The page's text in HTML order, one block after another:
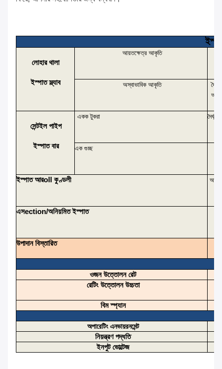
লোহার থালা
ইস্পাত স্ল্যাব
আয়তক্ষেত্র আকৃতি
অস্বাভাবিক আকৃতি
দৈর্ঘ্য
সেন্টইল পাইপ
ইস্পাত বার
একক টুকরা দৈর্ঘ্য
এক গুচ্ছ
ইস্পাতআরOll কুণ্ডলী
এসEctioN/অনিয়মিত ইস্পাত
উপাদান বিস্তারিত
ওজন উত্তোলন রেট
রেটিং উত্তোলন উচ্চতা
বিম স্প্যান
অপারেটিং এনভায়রনমেন্ট
নিয়ন্ত্রণ পদ্ধতি
ইনপুট ভোল্টেজ